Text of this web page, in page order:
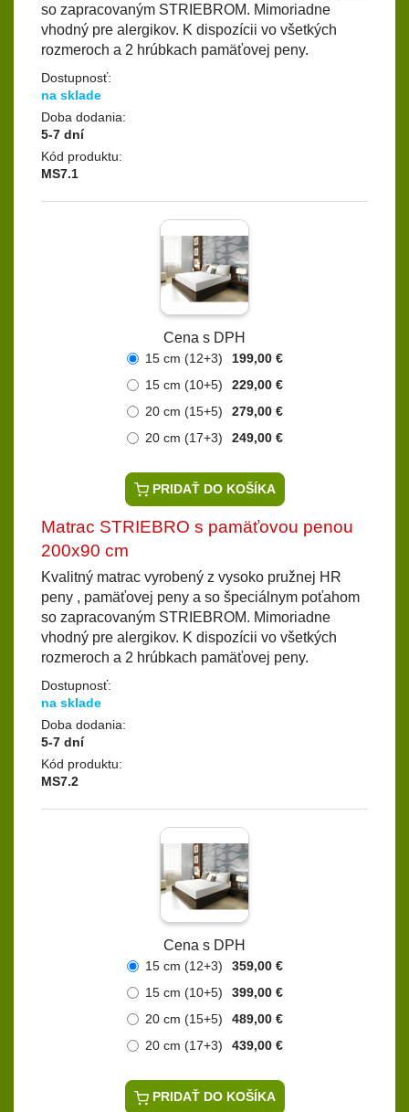
so zapracovaným STRIEBROM. Mimoriadne
vhodný pre alergikov. K dispozícii vo všetkých
rozmeroch a 2 hrúbkach pamäťovej peny.
Dostupnosť:
na sklade
Doba dodania:
5-7 dní
Kód produktu:
MS7.1
Cena s DPH
15 cm (12+3)
199,00 €
15 cm (10+5)
229,00 €
20 cm (15+5)
279,00 €
20 cm (17+3)
249,00 €
PRIDAŤ DO KOŠÍKA
Matrac STRIEBRO s pamäťovou penou
200x90 cm
Kvalitný matrac vyrobený z vysoko pružnej HR
peny , pamäťovej peny a so špeciálnym poťahom
so zapracovaným STRIEBROM. Mimoriadne
vhodný pre alergikov. K dispozícii vo všetkých
rozmeroch a 2 hrúbkach pamäťovej peny.
Dostupnosť:
na sklade
Doba dodania:
5-7 dní
Kód produktu:
MS7.2
Cena s DPH
15 cm (12+3)
359,00 €
15 cm (10+5)
399,00 €
20 cm (15+5)
489,00 €
20 cm (17+3)
439,00 €
PRIDAŤ DO KOŠÍKA